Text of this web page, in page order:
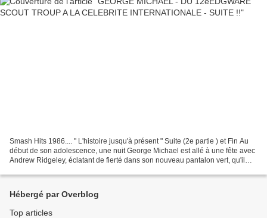
Smash Hits 1986.... " L'histoire jusqu'à présent " Suite (2e partie ) et Fin Au
début de son adolescence, une nuit George Michael est allé à une fête avec
Andrew Ridgeley, éclatant de fierté dans son nouveau pantalon vert, qu'il
Hébergé par Overblog
Top articles